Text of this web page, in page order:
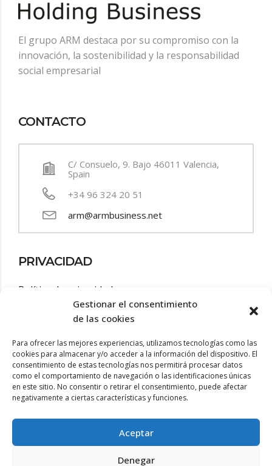
Gestionar el consentimiento
de las cookies
Para ofrecer las mejores experiencias, utilizamos tecnologías como las
cookies para almacenar y/o acceder a la información del dispositivo. El
consentimiento de estas tecnologías nos permitirá procesar datos
como el comportamiento de navegación o las identificaciones únicas
en este sitio. No consentir o retirar el consentimiento, puede afectar
negativamente a ciertas características y funciones.
Aceptar
Denegar
El grupo ARM destaca por su compromiso con la
innovación, la sostenibilidad y la responsabilidad
social empresarial
CONTACTO
C/ Consuelo, 9. Bajo 46011 Valencia,
Spain
+34 96 324 20 51
arm@armbusiness.net
PRIVACIDAD
Política de privacidad
Política de cookies
Accesibilidad